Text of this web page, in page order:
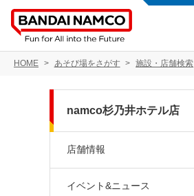
HOME あそび場をさがす 施設・店舗検索
namco杉乃井ホテル店
店舗情報
イベント&ニュース